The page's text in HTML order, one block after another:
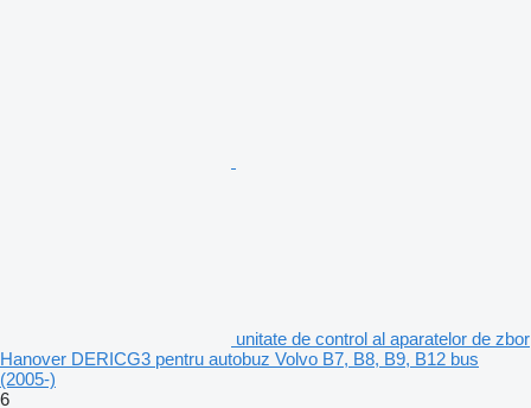
unitate de control al aparatelor de zbor
Hanover DERICG3 pentru autobuz Volvo B7, B8, B9, B12 bus
(2005-)
6